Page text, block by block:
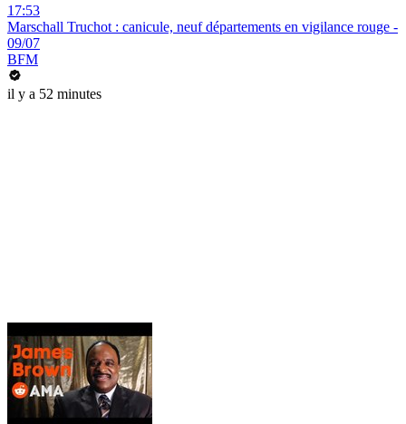
17:53
Marschall Truchot : canicule, neuf départements en vigilance rouge -
09/07
BFM
il y a 52 minutes